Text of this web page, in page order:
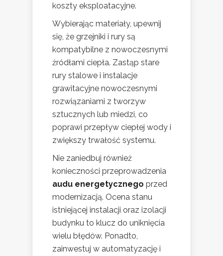
koszty eksploatacyjne.
Wybierając materiały, upewnij
się, że grzejniki i rury są
kompatybilne z nowoczesnymi
źródłami ciepła. Zastąp stare
rury stalowe i instalacje
grawitacyjne nowoczesnymi
rozwiązaniami z tworzyw
sztucznych lub miedzi, co
poprawi przepływ ciepłej wody i
zwiększy trwałość systemu.
Nie zaniedbuj również
konieczności przeprowadzenia
audu energetycznego przed
modernizacją. Ocena stanu
istniejącej instalacji oraz izolacji
budynku to klucz do uniknięcia
wielu błędów. Ponadto,
zainwestuj w automatyzację i